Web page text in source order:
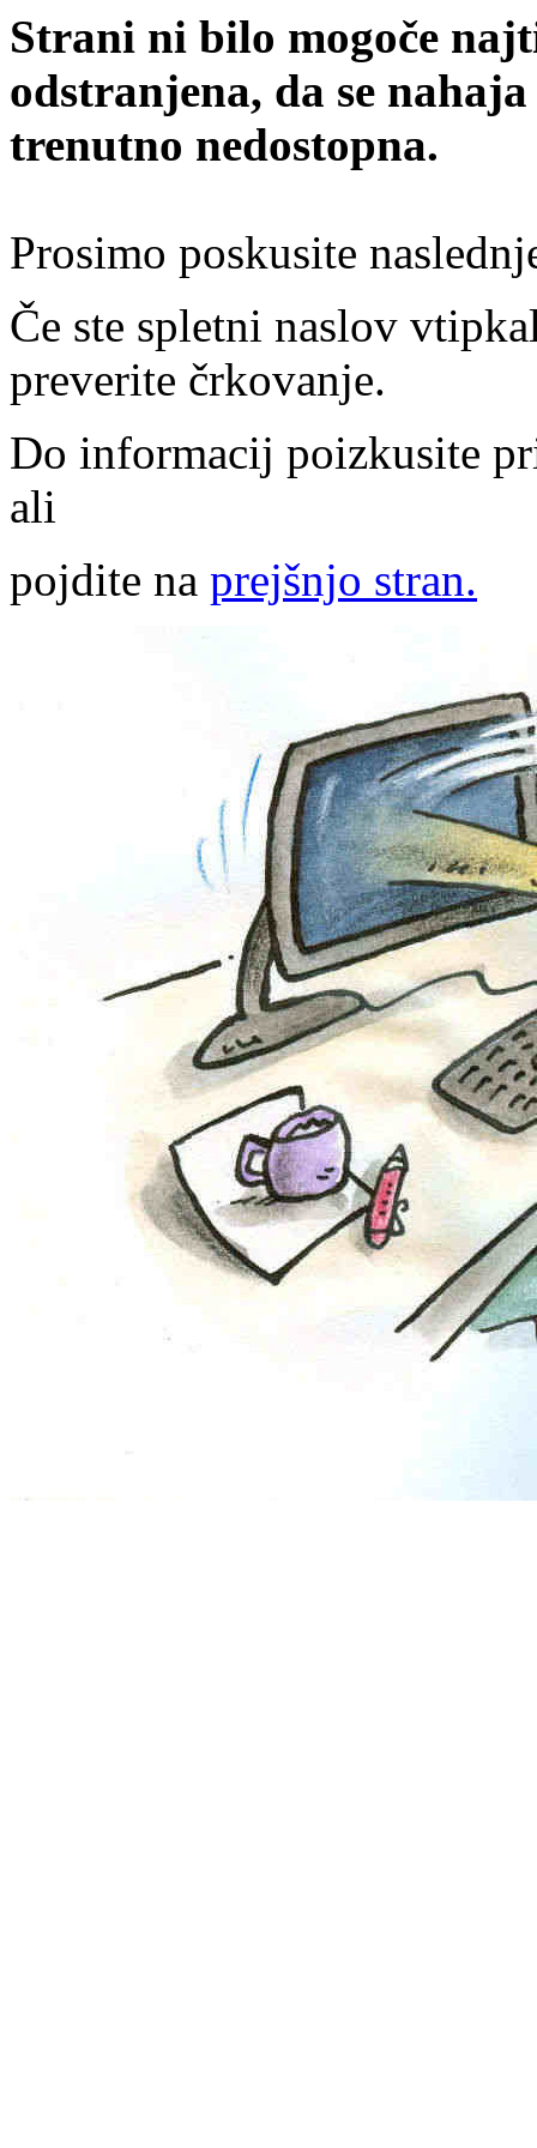
Strani ni bilo mogoče
odstranjena, da se
trenutno nedostopna.
Prosimo poskusite
Če ste spletni naslov
preverite črkovanje.
Do informacij poizkusite
ali
pojdite na prejšnjo stran.